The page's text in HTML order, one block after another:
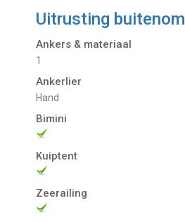
Uitrusting buitenom
Ankers & materiaal
1
Ankerlier
Hand
Bimini
Kuiptent
Zeerailing